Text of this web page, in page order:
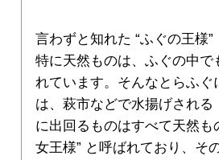
言わずと知れた “ふぐの王様”
特に天然ものは、ふぐの中で
れています。そんなとらふぐ
は、萩市などで水揚げされる
に出回るものはすべて天然も
女王様” と呼ばれており、そ